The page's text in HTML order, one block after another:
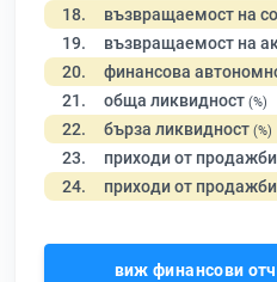
18. възвращаемост на
19. възвращаемост на
20. финансова
21. обща ликвидност (%)
22. бърза ликвидност (%)
23. приходи от
24. приходи от
виж финансови